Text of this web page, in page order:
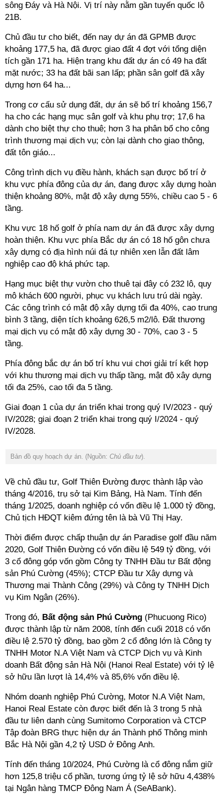
sông Đáy và Hà Nội. Vị trí này nằm gần tuyến quốc lộ
21B.
Chủ đầu tư cho biết, đến nay dự án đã GPMB được
khoảng 177,5 ha, đã được giao đất 4 đợt với tổng diện
tích gần 171 ha. Hiện trạng khu đất dự án có 49 ha đất
mặt nước; 33 ha đất bãi san lấp; phần sân golf đã xây
dựng hơn 64 ha...
Trong cơ cấu sử dụng đất, dự án sẽ bố trí khoảng 156,7
ha cho các hạng mục sân golf và khu phụ trợ; 17,6 ha
dành cho biệt thự cho thuê; hơn 3 ha phân bổ cho công
trình thương mại dịch vụ; còn lại dành cho giao thông,
đất tôn giáo...
Công trình dịch vụ điều hành, khách sạn được bố trí ở
khu vực phía đông của dự án, đang được xây dựng hoàn
thiện khoảng 80%, mật độ xây dựng 55%, chiều cao 5 - 6
tầng.
Khu vực 18 hố golf ở phía nam dự án đã được xây dựng
hoàn thiện. Khu vực phía Bắc dự án có 18 hố gôn chưa
xây dựng có địa hình núi đá tự nhiên xen lẫn đất lâm
nghiệp cao độ khá phức tạp.
Hạng mục biệt thự vườn cho thuê tại đây có 232 lô, quy
mô khách 600 người, phục vụ khách lưu trú dài ngày.
Các công trình có mật độ xây dựng tối đa 40%, cao trung
bình 3 tầng, diện tích khoảng 626,5 m2/lô. Đất thương
mại dịch vụ có mật độ xây dựng 30 - 70%, cao 3 - 5
tầng.
Phía đông bắc dự án bố trí khu vui chơi giải trí kết hợp
với khu thương mại dịch vụ thấp tầng, mật độ xây dựng
tối đa 25%, cao tối đa 5 tầng.
Giai đoạn 1 của dự án triển khai trong quý IV/2023 - quý
IV/2028; giai đoạn 2 triển khai trong quý I/2024 - quý
IV/2028.
Bản đồ quy hoạch dự án. (Nguồn: Chủ đầu tư).
Về chủ đầu tư, Golf Thiên Đường được thành lập vào
tháng 4/2016, trụ sở tại Kim Bảng, Hà Nam. Tính đến
tháng 1/2025, doanh nghiệp có vốn điều lệ 1.000 tỷ đồng,
Chủ tịch HĐQT kiêm đứng tên là bà Vũ Thị Hay.
Thời điểm được chấp thuận dự án Paradise golf đầu năm
2020, Golf Thiên Đường có vốn điều lệ 549 tỷ đồng, với
3 cổ đông góp vốn gồm Công ty TNHH Đầu tư Bất động
sản Phú Cường (45%); CTCP Đầu tư Xây dựng và
Thương mại Thành Công (29%) và Công ty TNHH Dịch
vụ Kim Ngân (26%).
Trong đó, Bất động sản Phú Cường (Phucuong Rico)
được thành lập từ năm 2008, tính đến cuối 2018 có vốn
điều lệ 2.570 tỷ đồng, bao gồm 2 cổ đông lớn là Công ty
TNHH Motor N.A Việt Nam và CTCP Dịch vụ và Kinh
doanh Bất động sản Hà Nội (Hanoi Real Estate) với tỷ lệ
sở hữu lần lượt là 14,4% và 85,6% vốn điều lệ.
Nhóm doanh nghiệp Phú Cường, Motor N.A Việt Nam,
Hanoi Real Estate còn được biết đến là 3 trong 5 nhà
đầu tư liên danh cùng Sumitomo Corporation và CTCP
Tập đoàn BRG thực hiện dự án Thành phố Thông minh
Bắc Hà Nội gần 4,2 tỷ USD ở Đông Anh.
Tính đến tháng 10/2024, Phú Cường là cổ đông nắm giữ
hơn 125,8 triệu cổ phần, tương ứng tỷ lệ sở hữu 4,438%
tại Ngân hàng TMCP Đông Nam Á (SeABank).